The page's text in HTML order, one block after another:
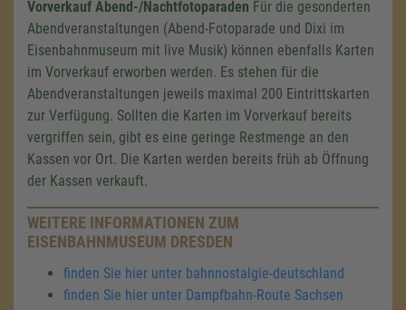
Vorverkauf Abend-/Nachtfotoparaden Für die gesonderten
Abendveranstaltungen (Abend-Fotoparade und Dixi im
Eisenbahnmuseum mit live Musik) können ebenfalls Karten
im Vorverkauf erworben werden. Es stehen für die
Abendveranstaltungen jeweils maximal 200 Eintrittskarten
zur Verfügung. Sollten die Karten im Vorverkauf bereits
vergriffen sein, gibt es eine geringe Restmenge an den
Kassen vor Ort. Die Karten werden bereits früh ab Öffnung
der Kassen verkauft.
WEITERE INFORMATIONEN ZUM
EISENBAHNMUSEUM DRESDEN
finden Sie hier unter bahnnostalgie-deutschland
finden Sie hier unter Dampfbahn-Route Sachsen